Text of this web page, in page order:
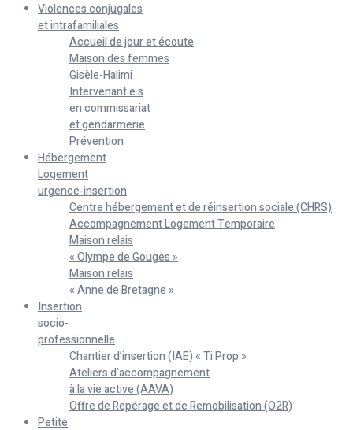
Violences conjugales
et intrafamiliales
Accueil de jour et écoute
Maison des femmes
Gisèle-Halimi
Intervenant.e.s
en commissariat
et gendarmerie
Prévention
Hébergement
Logement
urgence-insertion
Centre hébergement et de réinsertion sociale (CHRS)
Accompagnement Logement Temporaire
Maison relais
« Olympe de Gouges »
Maison relais
« Anne de Bretagne »
Insertion
socio-
professionnelle
Chantier d’insertion (IAE) « Ti Prop »
Ateliers d’accompagnement
à la vie active (AAVA)
Offre de Repérage et de Remobilisation (O2R)
Petite